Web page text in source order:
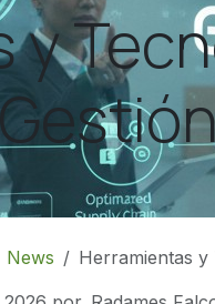
y
News
Herramientas y